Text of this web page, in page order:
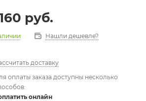
руб.
Нашли дешевле?
доставку
оплаты заказа доступны несколько
онлайн